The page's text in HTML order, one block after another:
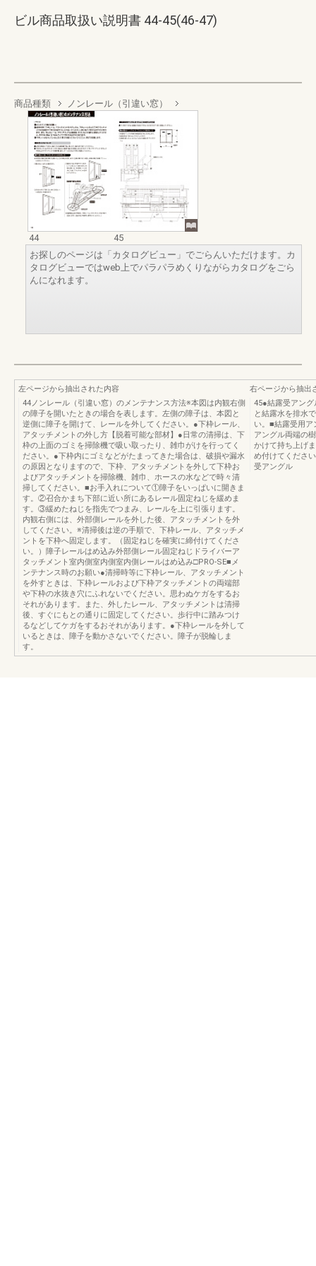
ビル商品取扱い説明書 44-45(46-47)
商品種類 ノンレール（引違い窓）
44
45
お探しのページは「カタログビュー」でごらんいただけます。カ
タログビューではweb上でパラパラめくりながらカタログをごら
んになれます。
左ページから抽出された内容
44ノンレール（引違い窓）のメンテナンス方法※本図は内観右側
の障子を開いたときの場合を表します。左側の障子は、本図と
逆側に障子を開けて、レールを外してください。●下枠レール、
アタッチメントの外し方【脱着可能な部材】●日常の清掃は、下
枠の上面のゴミを掃除機で吸い取ったり、雑巾がけを行ってく
ださい。●下枠内にゴミなどがたまってきた場合は、破損や漏水
の原因となりますので、下枠、アタッチメントを外して下枠お
よびアタッチメントを掃除機、雑巾、ホースの水などで時々清
掃してください。■お手入れについて①障子をいっぱいに開きま
す。②召合かまち下部に近い所にあるレール固定ねじを緩めま
す。③緩めたねじを指先でつまみ、レールを上に引張ります。
内観右側には、外部側レールを外した後、アタッチメントを外
してください。※清掃後は逆の手順で、下枠レール、アタッチメ
ントを下枠へ固定します。（固定ねじを確実に締付けてくださ
い。）障子レールはめ込み外部側レール固定ねじドライバーア
タッチメント室内側室内側室内側レールはめ込み□PRO-SE■メ
ンテナンス時のお願い●清掃時等に下枠レール、アタッチメント
を外すときは、下枠レールおよび下枠アタッチメントの両端部
や下枠の水抜き穴にふれないでください。思わぬケガをするお
それがあります。また、外したレール、アタッチメントは清掃
後、すぐにもとの通りに固定してください。歩行中に踏みつけ
るなどしてケガをするおそれがあります。●下枠レールを外して
いるときは、障子を動かさないでください。障子が脱輪しま
す。
右ページから抽出
45●結露受アン
と結露水を排水
い。■結露受用
アングル両端の
かけて持ち上げ
め付けてくださ
受アングル